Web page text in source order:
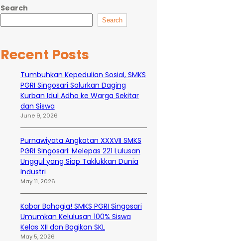
Search
Search
Recent Posts
Tumbuhkan Kepedulian Sosial, SMKS
PGRI Singosari Salurkan Daging
Kurban Idul Adha ke Warga Sekitar
dan Siswa
June 9, 2026
Purnawiyata Angkatan XXXVII SMKS
PGRI Singosari: Melepas 221 Lulusan
Unggul yang Siap Taklukkan Dunia
Industri
May 11, 2026
Kabar Bahagia! SMKS PGRI Singosari
Umumkan Kelulusan 100% Siswa
Kelas XII dan Bagikan SKL
May 5, 2026